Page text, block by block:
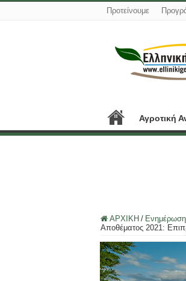
Προτείνουμε
Αγροτική
ΑΡΧΙΚΗ / Ενημέρωση
Αποθέματος 2021: